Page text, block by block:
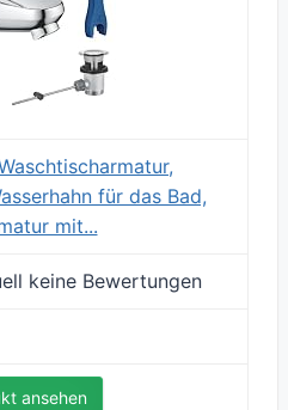
für das Bad,
mit...
keine Bewertungen
ansehen